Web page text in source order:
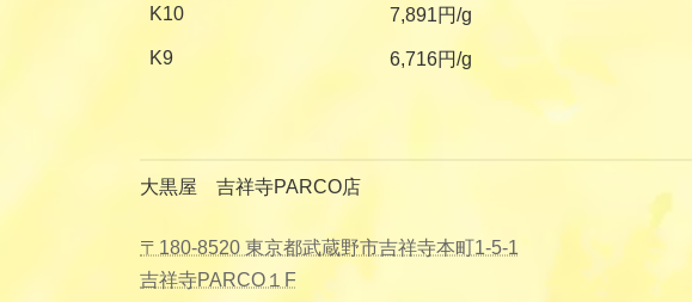
K10 7,891円/g
K9 6,716円/g
大黒屋 吉祥寺PARCO店
〒180-8520 東京都武蔵野市吉祥寺本町1-5-1
吉祥寺PARCO１F